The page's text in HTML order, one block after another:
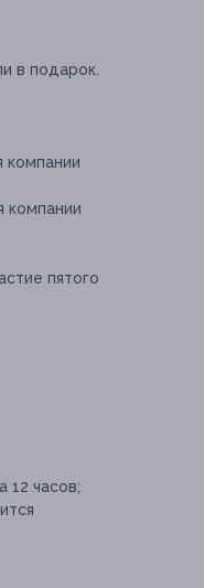
в подарок.
компании
компании
пятого
12 часов;